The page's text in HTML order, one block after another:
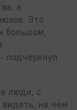
а
Это
большом,
подчеркнул
люди, с
на чём